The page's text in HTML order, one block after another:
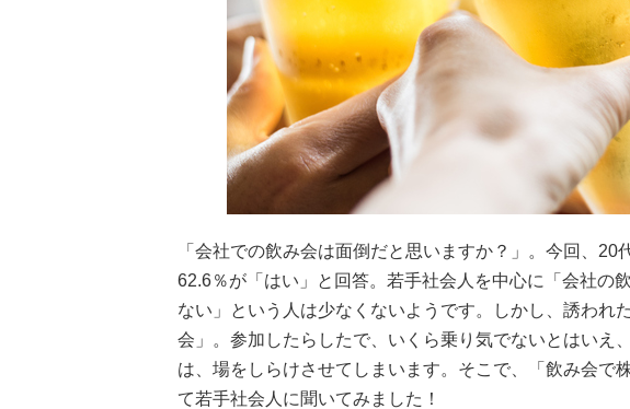
「会社での飲み会は面倒だと思いますか？」。今回、20
62.6％が「はい」と回答。若手社会人を中心に「会社の
ない」という人は少なくないようです。しかし、誘われ
会」。参加したらしたで、いくら乗り気でないとはいえ
は、場をしらけさせてしまいます。そこで、「飲み会で
て若手社会人に聞いてみました！